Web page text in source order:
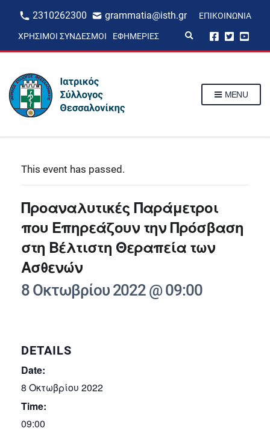
2310262300 grammatia@isth.gr ΕΠΙΚΟΙΝΩΝΊΑ
ΧΡΉΣΙΜΟΙ ΣΎΝΔΕΣΜΟΙ ΕΦΗΜΕΡΊΕΣ
p
MENU
This event has passed.
Προαναλυτικές Παράμετροι
που Επηρεάζουν την Πρόσβαση
στη Βέλτιστη Θεραπεία των
Ασθενών
8 Οκτωβρίου 2022 @ 09:00
DETAILS
Date:
8 Οκτωβρίου 2022
Time:
09:00